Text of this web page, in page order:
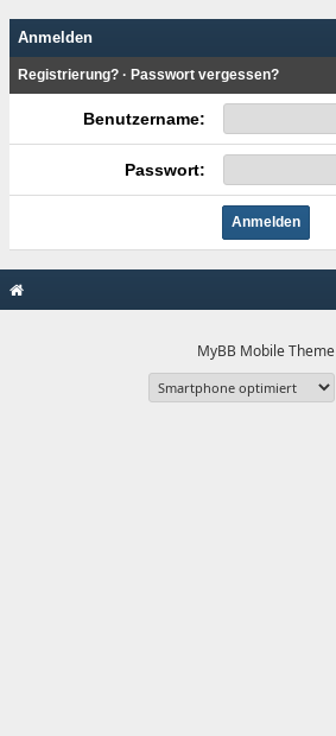
Anmelden
Registrierung? · Passwort vergessen?
Benutzername:
Passwort:
MyBB Mobile Theme